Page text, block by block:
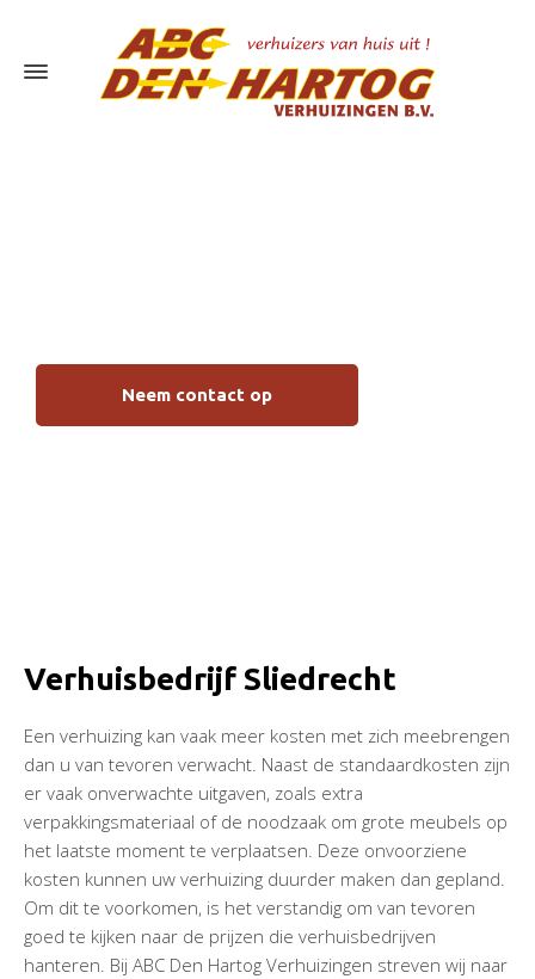
Neem contact op
Verhuisbedrijf Sliedrecht
Een verhuizing kan vaak meer kosten met zich meebrengen
dan u van tevoren verwacht. Naast de standaardkosten zijn
er vaak onverwachte uitgaven, zoals extra
verpakkingsmateriaal of de noodzaak om grote meubels op
het laatste moment te verplaatsen. Deze onvoorziene
kosten kunnen uw verhuizing duurder maken dan gepland.
Om dit te voorkomen, is het verstandig om van tevoren
goed te kijken naar de prijzen die verhuisbedrijven
hanteren. Bij ABC Den Hartog Verhuizingen streven wij naar